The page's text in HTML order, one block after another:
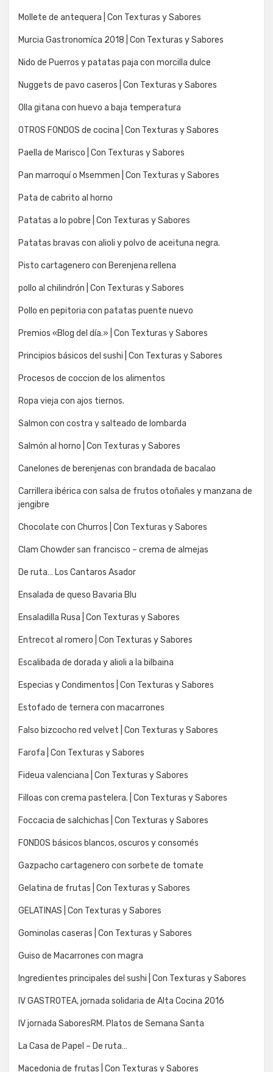
Mollete de antequera | Con Texturas y Sabores
Murcia Gastronomíca 2018 | Con Texturas y Sabores
Nido de Puerros y patatas paja con morcilla dulce
Nuggets de pavo caseros | Con Texturas y Sabores
Olla gitana con huevo a baja temperatura
OTROS FONDOS de cocina | Con Texturas y Sabores
Paella de Marisco | Con Texturas y Sabores
Pan marroquí o Msemmen | Con Texturas y Sabores
Pata de cabrito al horno
Patatas a lo pobre | Con Texturas y Sabores
Patatas bravas con alioli y polvo de aceituna negra.
Pisto cartagenero con Berenjena rellena
pollo al chilindrón | Con Texturas y Sabores
Pollo en pepitoria con patatas puente nuevo
Premios «Blog del día.» | Con Texturas y Sabores
Principios básicos del sushi | Con Texturas y Sabores
Procesos de coccion de los alimentos
Ropa vieja con ajos tiernos.
Salmon con costra y salteado de lombarda
Salmón al horno | Con Texturas y Sabores
Canelones de berenjenas con brandada de bacalao
Carrillera ibérica con salsa de frutos otoñales y manzana de
jengibre
Chocolate con Churros | Con Texturas y Sabores
Clam Chowder san francisco – crema de almejas
De ruta… Los Cantaros Asador
Ensalada de queso Bavaria Blu
Ensaladilla Rusa | Con Texturas y Sabores
Entrecot al romero | Con Texturas y Sabores
Escalibada de dorada y alioli a la bilbaina
Especias y Condimentos | Con Texturas y Sabores
Estofado de ternera con macarrones
Falso bizcocho red velvet | Con Texturas y Sabores
Farofa | Con Texturas y Sabores
Fideua valenciana | Con Texturas y Sabores
Filloas con crema pastelera. | Con Texturas y Sabores
Foccacia de salchichas | Con Texturas y Sabores
FONDOS básicos blancos, oscuros y consomés
Gazpacho cartagenero con sorbete de tomate
Gelatina de frutas | Con Texturas y Sabores
GELATINAS | Con Texturas y Sabores
Gominolas caseras | Con Texturas y Sabores
Guiso de Macarrones con magra
Ingredientes principales del sushi | Con Texturas y Sabores
IV GASTROTEA, jornada solidaria de Alta Cocina 2016
IV jornada SaboresRM. Platos de Semana Santa
La Casa de Papel – De ruta…
Macedonia de frutas | Con Texturas y Sabores